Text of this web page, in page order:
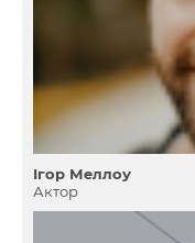
Ігор Меллоу
Актор